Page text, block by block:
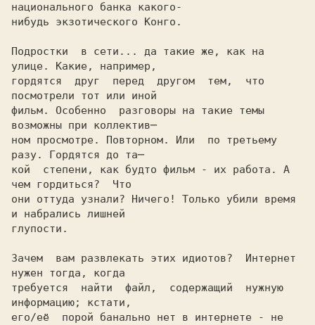
национального банка какого-
нибудь экзотического Конго.
Подростки  в сети... да такие же, как на
улице. Какие, например,
гордятся  друг  перед  другом  тем,  что
посмотрели тот или иной
фильм. Особенно  разговоры на такие темы
возможны при коллектив─
ном просмотре. Повторном. Или  по третьему
разу. Гордятся до та─
кой  степени, как будто фильм - их работа. А
чем гордиться?  Что
они оттуда узнали? Ничего! Только убили время
и набрались лишней
глупости.
Зачем  вам развлекать этих идиотов?  Интернет
нужен тогда, когда
требуется  найти  файл,  содержащий  нужную
информацию; кстати,
его/её  порой банально нет в интернете - не